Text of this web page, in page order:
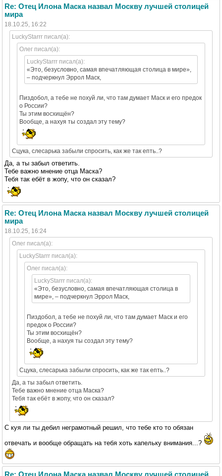
Re: Отец Илона Маска назвал Москву лучшей столицей
мира
18.10.25, 16:22
LuckyStarrr писал(а):
Олег писал(а):
LuckyStarrr писал(а):
«Это, безусловно, самая впечатляющая столица в мире»,
– подчеркнул Эррол Маск,
Пиздобол, а тебе не похуй ли, что там думает Маск и его предок
о России?
Ты этим восхищён?
Вообще, а нахуя ты создал эту тему?
Сцука, слесарька забыли спросить, как же так епть..?
Да, а ты забыл ответить.
Тебе важно мнение отца Маска?
Тебя так ебёт в жопу, что он сказал?
Re: Отец Илона Маска назвал Москву лучшей столицей
мира
18.10.25, 16:24
Олег писал(а):
LuckyStarrr писал(а):
Олег писал(а):
LuckyStarrr писал(а):
«Это, безусловно, самая впечатляющая столица в
мире», – подчеркнул Эррол Маск,
Пиздобол, а тебе не похуй ли, что там думает Маск и его
предок о России?
Ты этим восхищён?
Вообще, а нахуя ты создал эту тему?
Сцука, слесарька забыли спросить, как же так епть..?
Да, а ты забыл ответить.
Тебе важно мнение отца Маска?
Тебя так ебёт в жопу, что он сказал?
С куя ли ты дебил неграмотный решил, что тебе кто то обязан
отвечать и вообще обращать на тебя хоть капельку внимания...?